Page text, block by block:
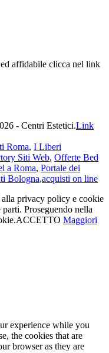
affidabile clicca nel link
- Centri Estetici.Link
Roma, I Liberi
Siti Web, Offerte Bed
a Roma, Portale dei
Bologna,acquisti on line
privacy policy e cookie
Proseguendo nella
ACCETTO Maggiori
experience while you
the cookies that are
browser as they are